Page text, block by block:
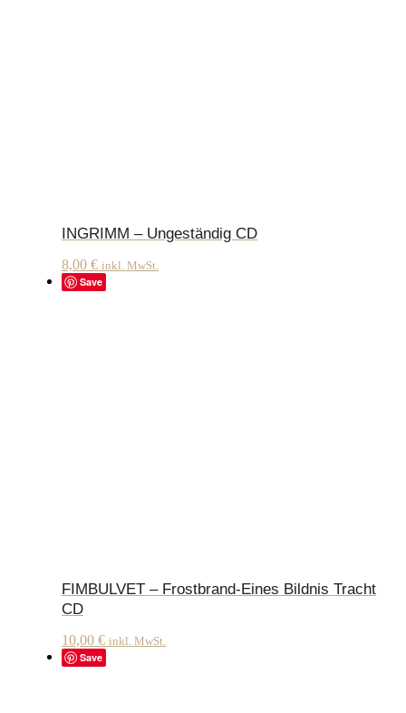
INGRIMM – Ungeständig CD
8,00 € inkl. MwSt.
Save
FIMBULVET – Frostbrand-Eines Bildnis Tracht
CD
10,00 € inkl. MwSt.
Save